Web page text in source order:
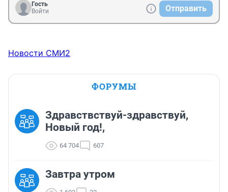
Гость
Войти
Отправить
Новости СМИ2
ФОРУМЫ
Здравствствуй-здравствуй,
Новый год!,
64 704 607
Завтра утром